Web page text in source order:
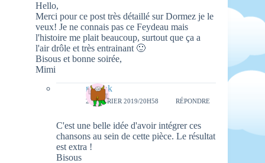
Hello,
Merci pour ce post très détaillé sur Dormez je le
veux! Je ne connais pas ce Feydeau mais
l'histoire me plait beaucoup, surtout que ça a
l'air drôle et très entrainant 🙂
Bisous et bonne soirée,
Mimi
natieak
25 FÉVRIER 2019/20H58 RÉPONDRE
C'est une belle idée d'avoir intégrer ces
chansons au sein de cette pièce. Le résultat
est extra !
Bisous